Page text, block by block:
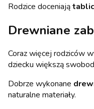
Rodzice doceniają
Drewniane
Coraz więcej rodziców
dziecku większą
Dobrze wykonane
naturalne materiały.